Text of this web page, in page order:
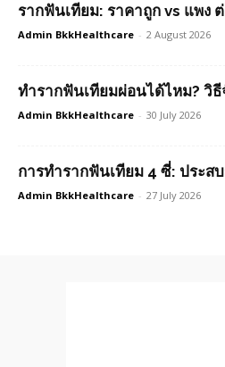
รากฟันเทียม: ราคาถูก vs แพง
Admin BkkHealthcare - 2 August 2026
ทำรากฟันเทียมผ่อนได้ไหม? วิ
Admin BkkHealthcare - 30 July 2026
การทำรากฟันเทียม 4 ซี่: ประส
Admin BkkHealthcare - 27 July 2026